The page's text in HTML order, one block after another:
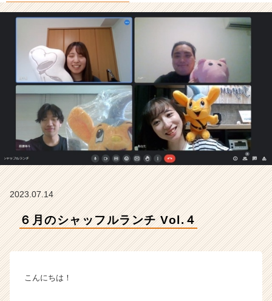
l.
４
【オ
イ
ム
デ
リ
バ
リ
ー
ジ
式
2023.07.14
６月のシャッフルランチ Vol.４
こんにちは！